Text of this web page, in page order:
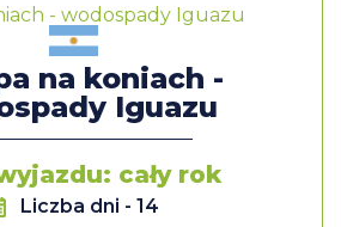
na koniach -
Iguazu
cały rok
Liczba dni - 14